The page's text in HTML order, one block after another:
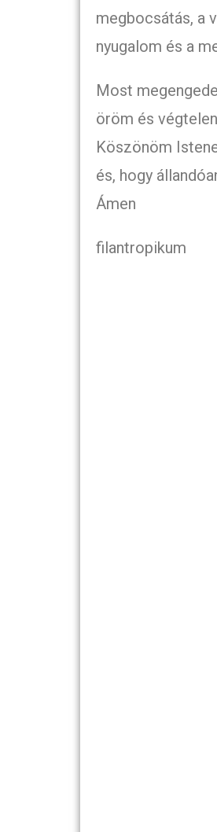
megbocsátás, a
nyugalom és a
Most
öröm és
Köszönöm
és, hogy
Ámen
filantropikum